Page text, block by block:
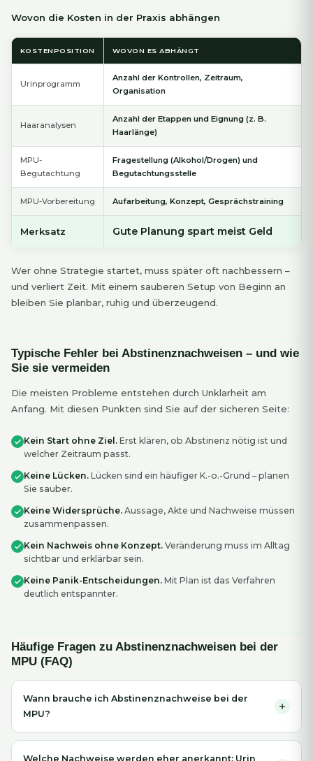
Wovon die Kosten in der Praxis abhängen
KOSTENPOSITION WOVON ES ABHÄNGT
Urinprogramm
Anzahl der Kontrollen, Zeitraum,
Organisation
Haaranalysen
Anzahl der Etappen und Eignung (z. B.
Haarlänge)
MPU-
Begutachtung
Fragestellung (Alkohol/Drogen) und
Begutachtungsstelle
MPU-Vorbereitung Aufarbeitung, Konzept, Gesprächstraining
Merksatz Gute Planung spart meist Geld
Wer ohne Strategie startet, muss später oft nachbessern –
und verliert Zeit. Mit einem sauberen Setup von Beginn an
bleiben Sie planbar, ruhig und überzeugend.
Typische Fehler bei Abstinenznachweisen – und wie
Sie sie vermeiden
Die meisten Probleme entstehen durch Unklarheit am
Anfang. Mit diesen Punkten sind Sie auf der sicheren Seite:
Kein Start ohne Ziel. Erst klären, ob Abstinenz nötig ist und
welcher Zeitraum passt.
Keine Lücken. Lücken sind ein häufiger K.-o.-Grund – planen
Sie sauber.
Keine Widersprüche. Aussage, Akte und Nachweise müssen
zusammenpassen.
Kein Nachweis ohne Konzept. Veränderung muss im Alltag
sichtbar und erklärbar sein.
Keine Panik-Entscheidungen. Mit Plan ist das Verfahren
deutlich entspannter.
Häufige Fragen zu Abstinenznachweisen bei der
MPU (FAQ)
Wann brauche ich Abstinenznachweise bei der
MPU?
Welche Nachweise werden eher anerkannt: Urin